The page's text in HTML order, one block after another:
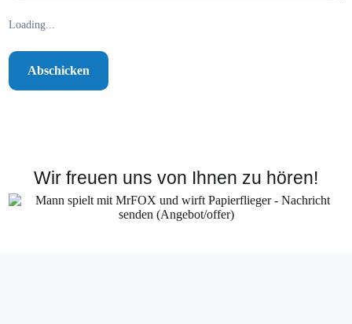
Wir freuen uns von Ihnen zu hören!
Loading...